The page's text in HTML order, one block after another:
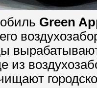
Green
из